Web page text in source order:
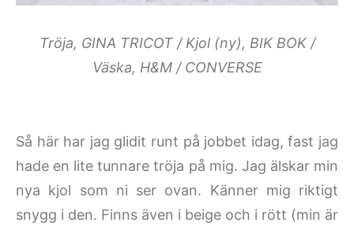
Tröja, GINA TRICOT / Kjol (ny), BIK BOK /
Väska, H&M / CONVERSE
Så här har jag glidit runt på jobbet idag, fast jag
hade en lite tunnare tröja på mig. Jag älskar min
nya kjol som ni ser ovan. Känner mig riktigt
snygg i den. Finns även i beige och i rött (min är